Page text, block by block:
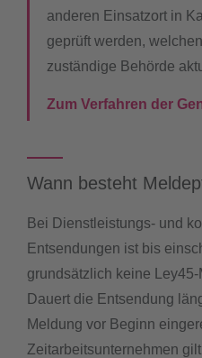
anderen Einsatzort in
geprüft werden,
zuständige Behörde
Zum Verfahren der
Wann besteht
Bei Dienstleistungs- und
Entsendungen ist bis
grundsätzlich keine
Dauert die Entsendung
Meldung vor Beginn
Zeitarbeitsunternehmen